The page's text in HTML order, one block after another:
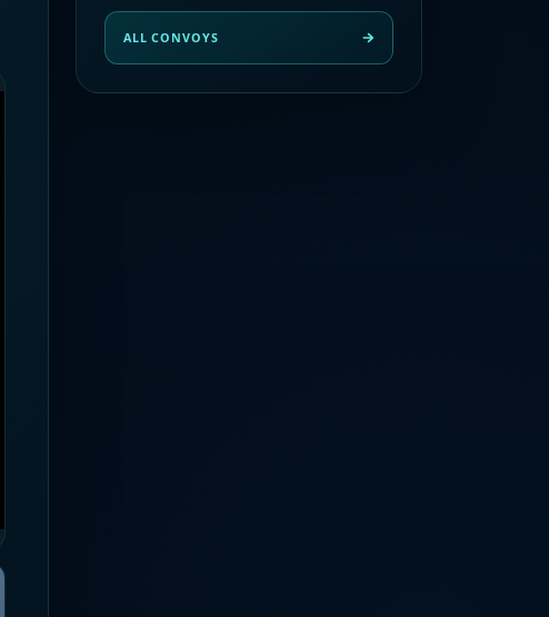
ALL CONVOYS